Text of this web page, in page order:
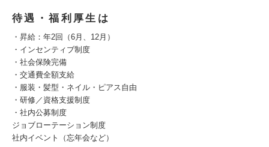
待遇・福利厚生は
・昇給：年2回（6月、12月）
・インセンティブ制度
・社会保険完備
・交通費全額支給
・服装・髪型・ネイル・ピアス自由
・研修／資格支援制度
・社内公募制度
ジョブローテーション制度
社内イベント（忘年会など）